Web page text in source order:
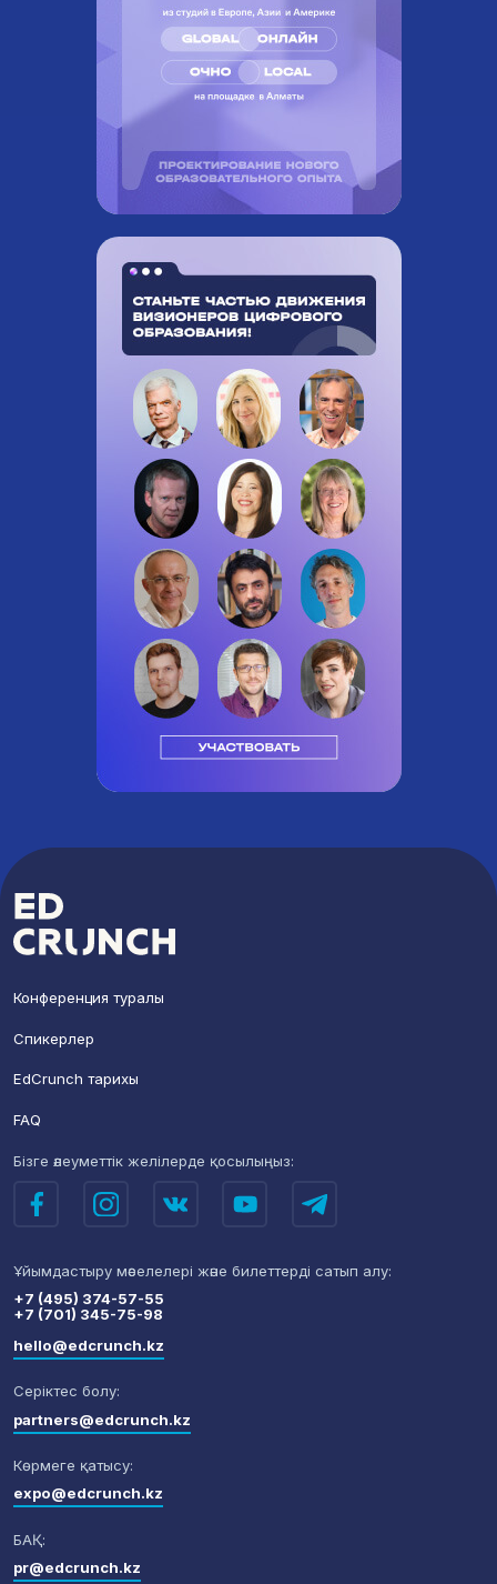
Конференция туралы
Спикерлер
EdCrunch тарихы
FAQ
Бізге әлеуметтік желілерде қосылыңыз:
Ұйымдастыру мәселелері және билеттерді сатып алу:
+7 (495) 374-57-55
+7 (701) 345-75-98
hello@edcrunch.kz
Серіктес болу:
partners@edcrunch.kz
Көрмеге қатысу:
expo@edcrunch.kz
БАҚ:
pr@edcrunch.kz